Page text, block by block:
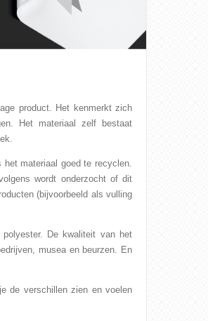
product. Het kenmerkt zich
Het materiaal zelf bestaat
materiaal goed te recyclen.
wordt onderzocht of dit
(bijvoorbeeld als vulling
De kwaliteit van het
musea en beurzen. En
de verschillen zien en voelen